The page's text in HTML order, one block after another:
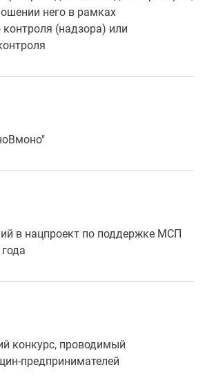
него в рамках
контроля (надзора) или
в нацпроект по поддержке МСП
конкурс, проводимый
предпринимателей